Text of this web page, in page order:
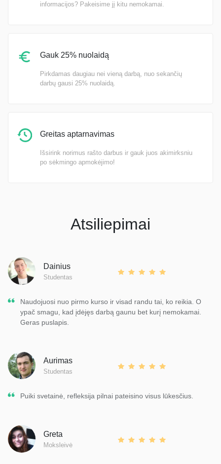
informacijos? Pakeisime jį kitu nemokamai.
Gauk 25% nuolaidą
Pirkdamas daugiau nei vieną darbą, nuo sekančių
darbų gausi 25% nuolaidą.
Greitas aptarnavimas
Išsirink norimus rašto darbus ir gauk juos akimirksniu
po sėkmingo apmokėjimo!
Atsiliepimai
Dainius
Studentas
Naudojuosi nuo pirmo kurso ir visad randu tai, ko reikia. O
ypač smagu, kad įdėjęs darbą gaunu bet kurį nemokamai.
Geras puslapis.
Aurimas
Studentas
Puiki svetainė, refleksija pilnai pateisino visus lūkesčius.
Greta
Moksleivė